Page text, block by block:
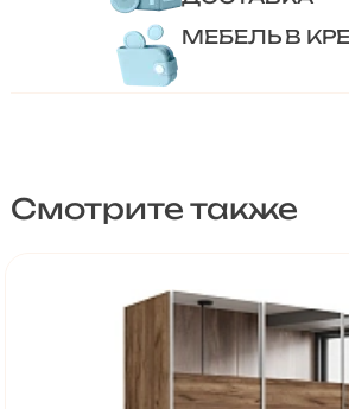
МЕБЕЛЬ В
Смотрите также